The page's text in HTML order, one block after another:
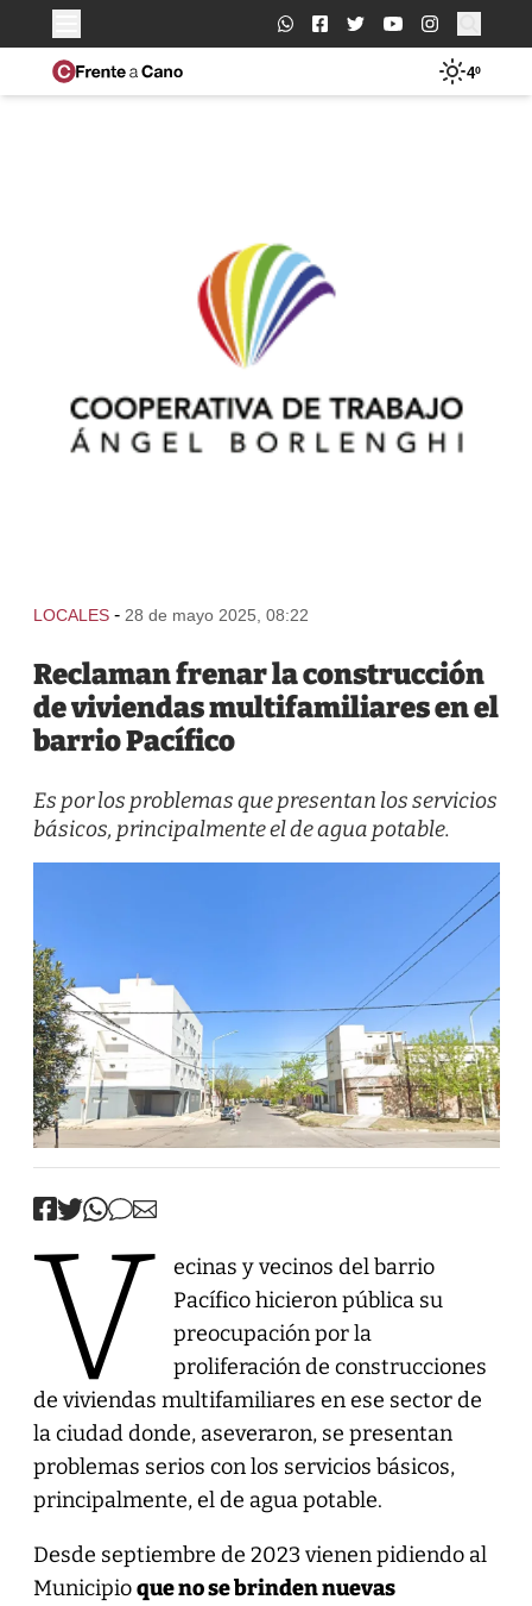
Buscar:
4º
LOCALES - 28 de mayo 2025, 08:22
Reclaman frenar la construcción
de viviendas multifamiliares en el
barrio Pacífico
Es por los problemas que presentan los servicios
básicos, principalmente el de agua potable.
V
ecinas y vecinos del barrio
Pacífico hicieron pública su
preocupación por la
proliferación de construcciones
de viviendas multifamiliares en ese sector de
la ciudad donde, aseveraron, se presentan
problemas serios con los servicios básicos,
principalmente, el de agua potable.
Desde septiembre de 2023 vienen pidiendo al
Municipioque no se brinden nuevas